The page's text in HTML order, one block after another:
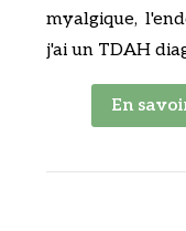
myalgique,
j'ai un TDAH
En